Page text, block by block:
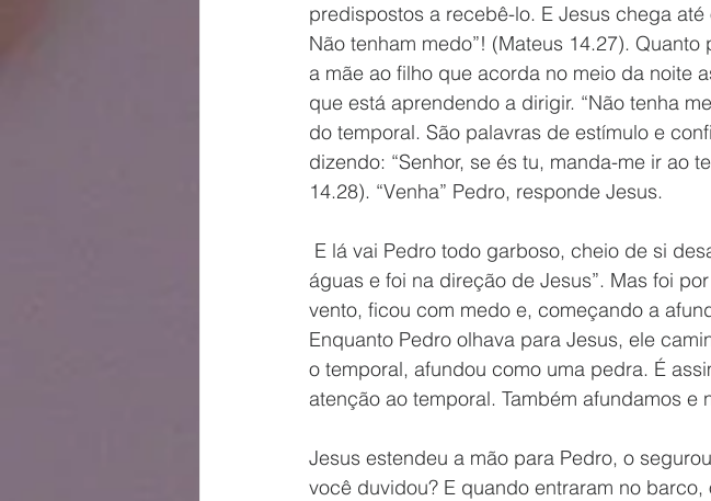
predispostos a recebê-lo. E Jesus chega
Não tenham medo”! (Mateus 14.27).
a mãe ao filho que acorda no meio da noite
que está aprendendo a dirigir. “Não tenha
do temporal. São palavras de estímulo e
dizendo: “Senhor, se és tu, manda-me ir ao
14.28). “Venha” Pedro, responde Jesus.
águas e foi na direção de Jesus”. Mas foi
vento, ficou com medo e, começando a
Enquanto Pedro olhava para Jesus, ele
o temporal, afundou como uma pedra. É
atenção ao temporal. Também afundamos e
Jesus estendeu a mão para Pedro, o
você duvidou? E quando entraram no